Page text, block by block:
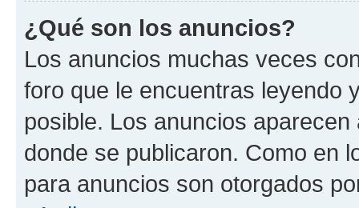
¿Qué son los anuncios?
Los anuncios muchas veces
foro que le encuentras leyendo
posible. Los anuncios
donde se publicaron. Como en
para anuncios son otorgados